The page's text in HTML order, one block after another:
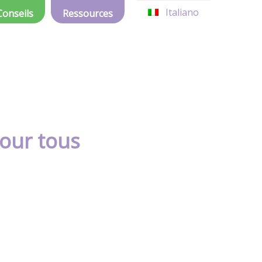
Ressources Italiano
tous